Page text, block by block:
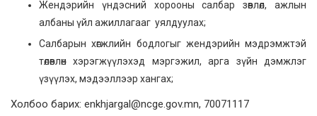
Жендэрийн үндэсний хорооны салбар зөвлөл, ажлын
албаны үйл ажиллагааг уялдуулах;
Салбарын хөгжлийн бодлогыг жендэрийн мэдрэмжтэй
төлөвлөн хэрэгжүүлэхэд мэргэжил, арга зүйн дэмжлэг
үзүүлэх, мэдээллээр хангах;
Холбоо барих: enkhjargal@ncge.gov.mn, 70071117